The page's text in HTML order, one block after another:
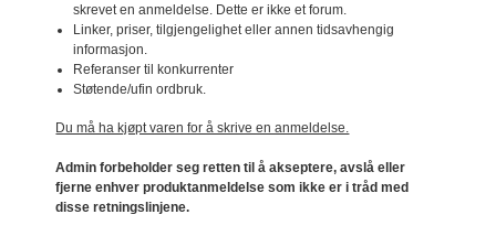
skrevet en anmeldelse. Dette er ikke et forum.
Linker, priser, tilgjengelighet eller annen tidsavhengig
informasjon.
Referanser til konkurrenter
Støtende/ufin ordbruk.
Du må ha kjøpt varen for å skrive en anmeldelse.
Admin forbeholder seg retten til å akseptere, avslå eller
fjerne enhver produktanmeldelse som ikke er i tråd med
disse retningslinjene.